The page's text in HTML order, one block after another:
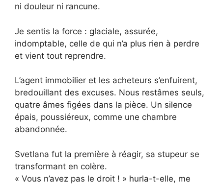
ni douleur ni rancune.
Je sentis la force : glaciale, assurée,
indomptable, celle de qui n’a plus rien à perdre
et vient tout reprendre.
L’agent immobilier et les acheteurs s’enfuirent,
bredouillant des excuses. Nous restâmes seuls,
quatre âmes figées dans la pièce. Un silence
épais, poussiéreux, comme une chambre
abandonnée.
Svetlana fut la première à réagir, sa stupeur se
transformant en colère.
« Vous n’avez pas le droit ! » hurla-t-elle, me